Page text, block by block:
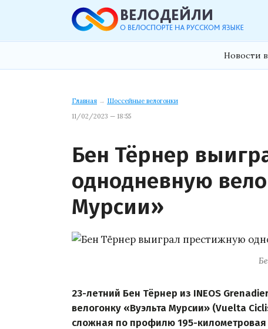
Новости
Главная → Шоссейные велогонки
11/02/2023 — 18:55
Бен Тёрнер
однодневную
Мурсии»
23-летний Бен Тёрнер из INEOS
велогонку «Вуэльта Мурсии» (Vuelta
сложная по профилю 195-километровая